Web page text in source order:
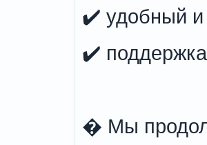
✔️ удобный и
✔️ поддержка
� Мы